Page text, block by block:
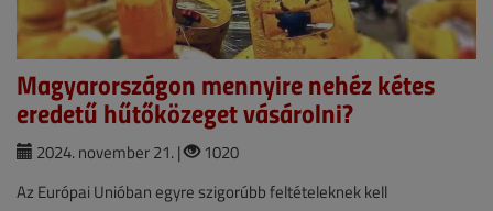
Magyarországon mennyire nehéz kétes
eredetű hűtőközeget vásárolni?
2024. november 21. |
1020
Az Európai Unióban egyre szigorúbb feltételeknek kell